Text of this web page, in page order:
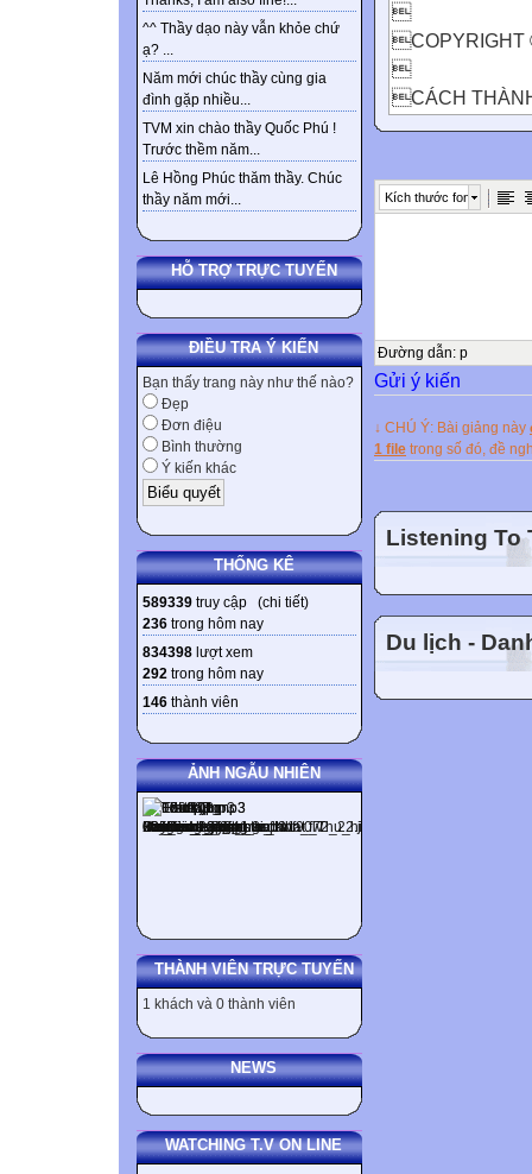
^^ Thầy dạo này vẫn khỏe chứ
ạ? ...
Năm mới chúc thầy cùng gia
đình gặp nhiều...
TVM xin chào thầy Quốc Phú !
Trước thềm năm...
Lê Hồng Phúc thăm thầy. Chúc
thầy năm mới...
HỖ TRỢ TRỰC TUYẾN
ĐIỀU TRA Ý KIẾN
Bạn thấy trang này như thế nào?
Đẹp
Đơn điệu
Bình thường
Ý kiến khác
THỐNG KÊ
589339 truy cập (chi tiết)
236 trong hôm nay
834398 lượt xem
292 trong hôm nay
146 thành viên
ẢNH NGẪU NHIÊN
THÀNH VIÊN TRỰC TUYẾN
1 khách và 0 thành viên
NEWS
WATCHING T.V ON LINE

COPYRIGHT

CÁCH

Will / Shall +
Affirmative :
Will not ( won’t
Như thông
Shall đi với ngôi
arrives. + We
test in ten
plant some
CHÚ Ý: Tuy
ngôi thứ. Ngoại
dùng đặc biệt.

Kích thước font
Đường dẫn: p
Gửi ý kiến
↓ CHÚ Ý: Bài giảng này
1 file trong số đó, đề
Listening To
Du lịch -